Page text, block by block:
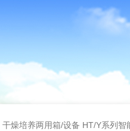
干燥培养两用箱/设备 HT/Y系列智